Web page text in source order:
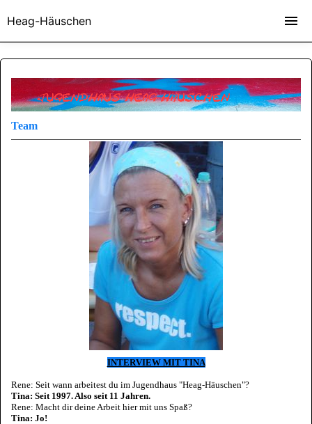
Team
INTERVIEW MIT TINA
Rene: Seit wann arbeitest du im Jugendhaus "Heag-Häuschen"?
Tina: Seit 1997. Also seit 11 Jahren.
Rene: Macht dir deine Arbeit hier mit uns Spaß?
Tina: Jo!
Heag-Häuschen